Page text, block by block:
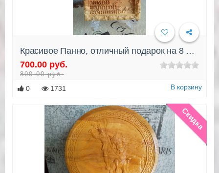
Красивое Панно, отличный подарок на 8 марта
700.00 руб.
800.00 руб.
0 1731 В корзину
Скидка